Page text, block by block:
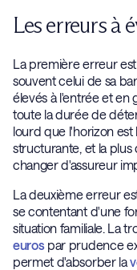
Les erreurs à
La première erreur
souvent celui de sa
élevés à l'entrée et
toute la durée de
lourd que l'horizon est
structurante, et la
changer d'assureur
La deuxième erreur
se contentant d'une
situation familiale. La
eurospar prudence
permet d'absorber la